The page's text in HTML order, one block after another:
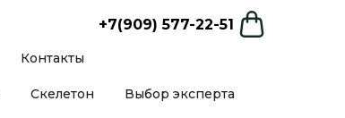
Контакты
+7(909) 577-22-51
Скелетон Выбор эксперта